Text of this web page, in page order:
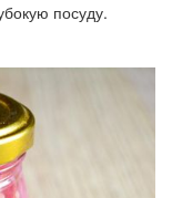
посуду.